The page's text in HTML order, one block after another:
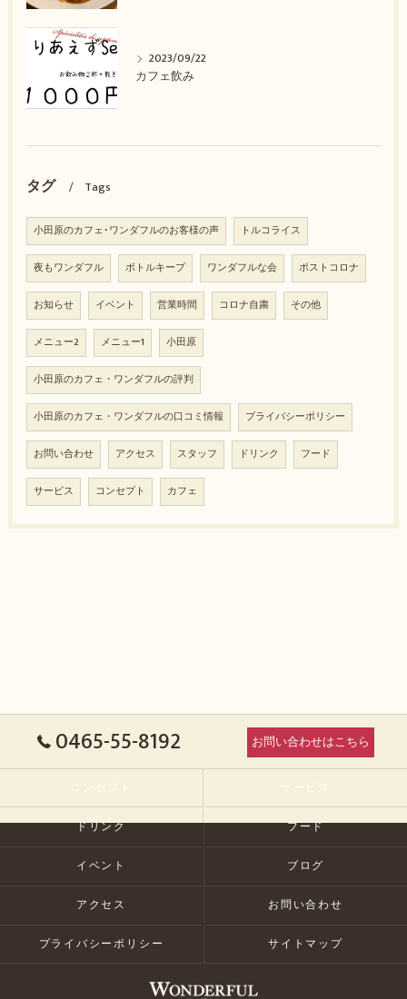
2023/09/22
カフェ飲み
タグ Tags
小田原のカフェ･ワンダフルのお客様の声 トルコライス
夜もワンダフル ボトルキープ ワンダフルな会 ポストコロナ
お知らせ イベント 営業時間 コロナ自粛 その他
メニュー2 メニュー1 小田原
小田原のカフェ・ワンダフルの評判
小田原のカフェ・ワンダフルの口コミ情報 プライバシーポリシー
お問い合わせ アクセス スタッフ ドリンク フード
サービス コンセプト カフェ
0465-55-8192 お問い合わせはこちら
コンセプト サービス
ドリンク フード
イベント ブログ
アクセス お問い合わせ
プライバシーポリシー サイトマップ